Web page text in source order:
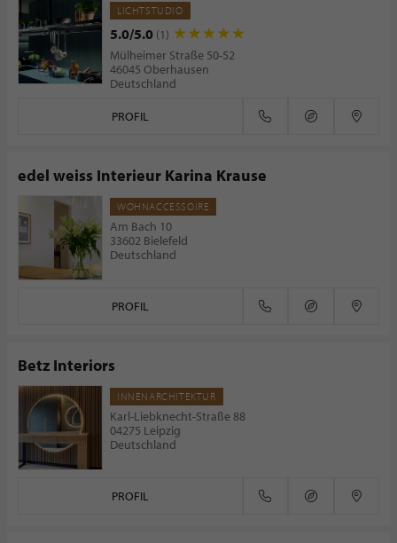
LICHTSTUDIO
5.0/5.0 (1)
Mülheimer Straße 50-52
46045 Oberhausen
Deutschland
PROFIL
edel weiss Interieur Karina Krause
WOHNACCESSOIRE
Am Bach 10
33602 Bielefeld
Deutschland
PROFIL
Betz Interiors
INNENARCHITEKTUR
Karl-Liebknecht-Straße 88
04275 Leipzig
Deutschland
PROFIL